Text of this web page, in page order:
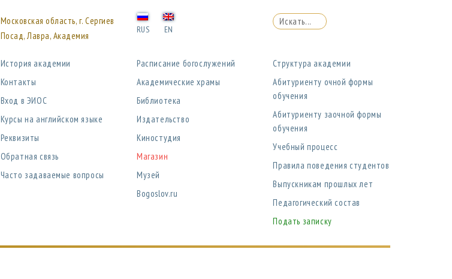
Московская область, г. Сергиев
Посад, Лавра, Академия
RUS EN
История академии
Контакты
Вход в ЭИОС
Курсы на английском языке
Реквизиты
Обратная связь
Часто задаваемые вопросы
Расписание богослужений
Академические храмы
Библиотека
Издательство
Киностудия
Магазин
Музей
Bogoslov.ru
Структура академии
Абитуриенту очной формы
обучения
Абитуриенту заочной формы
обучения
Учебный процесс
Правила поведения студентов
Выпускникам прошлых лет
Педагогический состав
Подать записку